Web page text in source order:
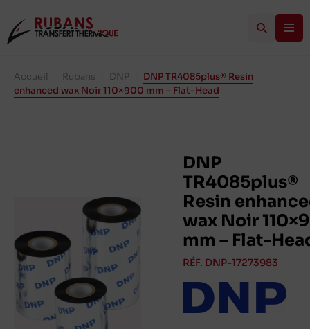
Accueil Rubans DNP
DNP TR4085plus® Resin
enhanced wax Noir 110×900 mm – Flat-Head
DNP
TR4085plus®
Resin
wax Noir
mm – Flat-
RÉF. DNP-17273983